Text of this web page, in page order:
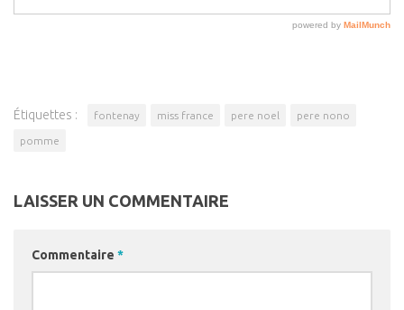
Étiquettes : fontenay miss france pere noel pere nono
pomme
LAISSER UN COMMENTAIRE
Commentaire *